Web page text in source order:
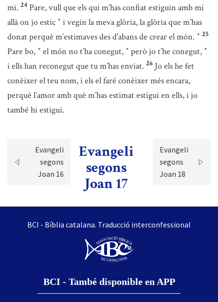
mi. 24 Pare, vull que els qui m’has confiat estiguin amb mi
allà on jo estic * i vegin la meva glòria, la glòria que m’has
donat perquè m’estimaves des d’abans de crear el món. * 25
Pare bo, * el món no t’ha conegut, * però jo t’he conegut, *
i ells han reconegut que tu m’has enviat. 26 Jo els he fet
conèixer el teu nom, i els el faré conèixer més encara,
perquè l’amor amb què m’has estimat estigui en ells, i jo
també hi estigui.
Evangeli
segons
Joan 16
Evangeli
segons
Joan 17
Evangeli
segons
Joan 18
BCI - Bíblia catalana. Traducció interconfessional
BCI - També disponible en APP